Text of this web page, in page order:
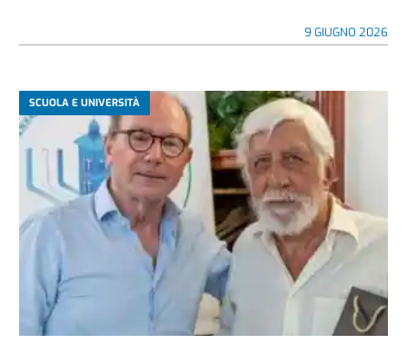
9 GIUGNO 2026
SCUOLA E UNIVERSITÀ